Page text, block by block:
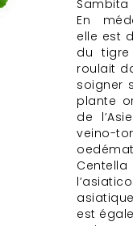
En
elle est
du
roulait
soigner
plante
de
veino-
est